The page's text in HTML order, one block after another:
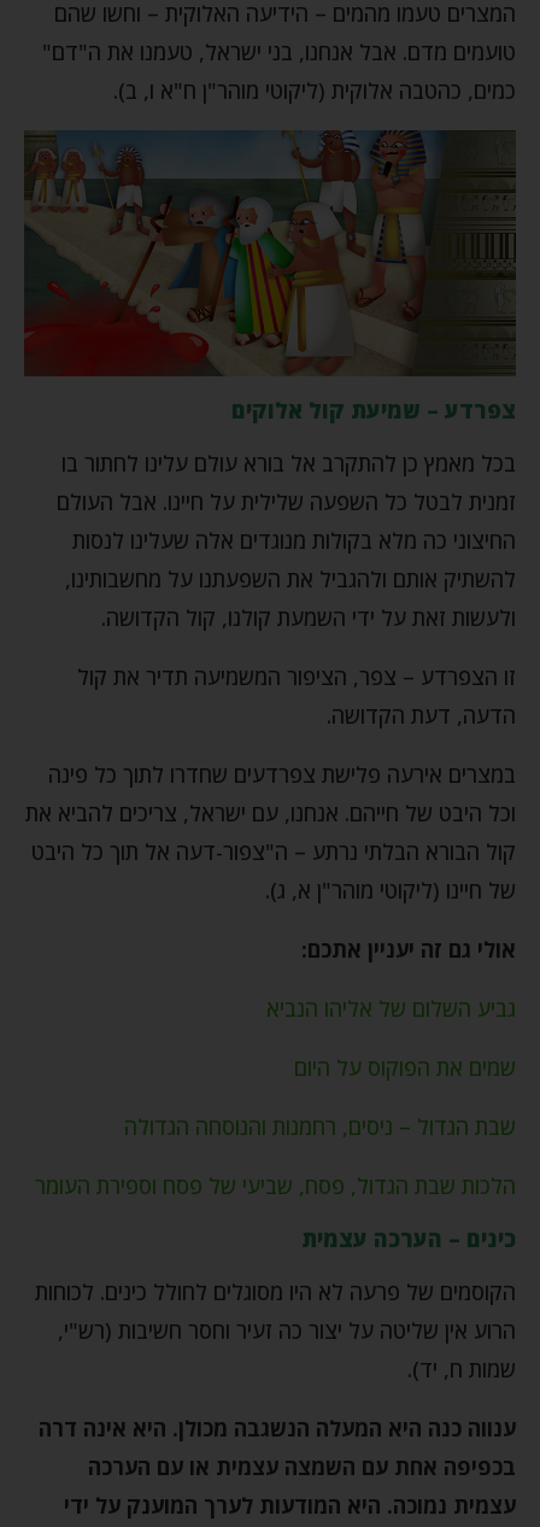
המצרים טעמו מהמים – הידיעה האלוקית – וחשו שהם
טועמים מדם. אבל אנחנו, בני ישראל, טעמנו את ה"דם"
כמים, כהטבה אלוקית (ליקוטי מוהר"ן ח"א ו, ב).
צפרדע – שמיעת קול אלוקים
בכל מאמץ כן להתקרב אל בורא עולם עלינו לחתור בו
זמנית לבטל כל השפעה שלילית על חיינו. אבל העולם
החיצוני כה מלא בקולות מנוגדים אלה שעלינו לנסות
להשתיק אותם ולהגביל את השפעתנו על מחשבותינו,
ולעשות זאת על ידי השמעת קולנו, קול הקדושה.
זו הצפרדע – צפר, הציפור המשמיעה תדיר את קול
הדעה, דעת הקדושה.
במצרים אירעה פלישת צפרדעים שחדרו לתוך כל פינה
וכל היבט של חייהם. אנחנו, עם ישראל, צריכים להביא את
קול הבורא הבלתי נרתע – ה"צפור-דעה אל תוך כל היבט
של חיינו (ליקוטי מוהר"ן א, ג).
אולי גם זה יעניין אתכם:
גביע השלום של אליהו הנביא
שמים את הפוקוס על היום
שבת הגדול – ניסים, רחמנות והנוסחה הגדולה
הלכות שבת הגדול, פסח, שביעי של פסח וספירת העומר
כינים – הערכה עצמית
הקוסמים של פרעה לא היו מסוגלים לחולל כינים. לכוחות
הרוע אין שליטה על יצור כה זעיר וחסר חשיבות (רש"י,
שמות ח, יד).
ענווה כנה היא המעלה הנשגבה מכולן. היא אינה דרה
בכפיפה אחת עם השמצה עצמית או עם הערכה
עצמית נמוכה. היא המודעות לערך המוענק על ידי